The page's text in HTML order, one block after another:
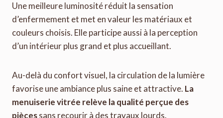
Une meilleure luminosité réduit la sensation
d’enfermement et met en valeur les matériaux et
couleurs choisis. Elle participe aussi à la perception
d’un intérieur plus grand et plus accueillant.
Au-delà du confort visuel, la circulation de la lumière
favorise une ambiance plus saine et attractive. La
menuiserie vitrée relève la qualité perçue des
piècessans recourir à des travaux lourds.